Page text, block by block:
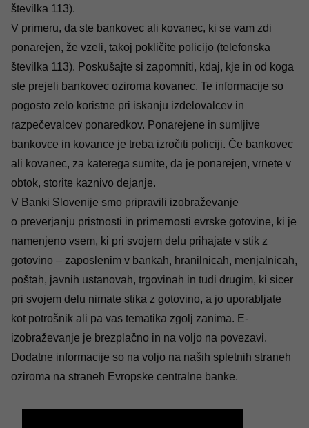
številka 113).
V primeru, da ste bankovec ali kovanec, ki se vam zdi
ponarejen, že vzeli, takoj pokličite policijo (telefonska
številka 113). Poskušajte si zapomniti, kdaj, kje in od koga
ste prejeli bankovec oziroma kovanec. Te informacije so
pogosto zelo koristne pri iskanju izdelovalcev in
razpečevalcev ponaredkov. Ponarejene in sumljive
bankovce in kovance je treba izročiti policiji. Če bankovec
ali kovanec, za katerega sumite, da je ponarejen, vrnete v
obtok, storite kaznivo dejanje.
V Banki Slovenije smo pripravili izobraževanje
o preverjanju pristnosti in primernosti evrske gotovine, ki je
namenjeno vsem, ki pri svojem delu prihajate v stik z
gotovino – zaposlenim v bankah, hranilnicah, menjalnicah,
poštah, javnih ustanovah, trgovinah in tudi drugim, ki sicer
pri svojem delu nimate stika z gotovino, a jo uporabljate
kot potrošnik ali pa vas tematika zgolj zanima. E-
izobraževanje je brezplačno in na voljo na povezavi.
Dodatne informacije so na voljo na naših spletnih straneh
oziroma na straneh Evropske centralne banke.